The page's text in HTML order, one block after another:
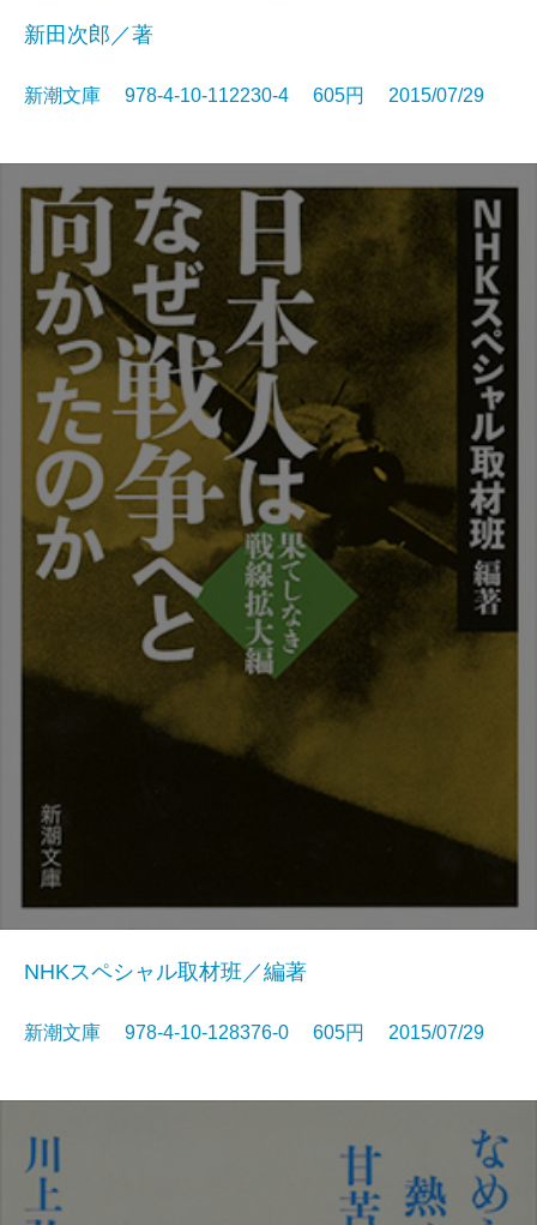
新田次郎／著
新潮文庫 978-4-10-112230-4 605円 2015/07/29
NHKスペシャル取材班／編著
新潮文庫 978-4-10-128376-0 605円 2015/07/29